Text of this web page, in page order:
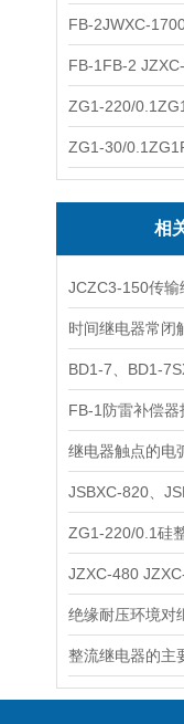
相
JCZC3-150传输
时间继电器常闭
FB-1防雷补偿器
继电器触点的电
ZG1-220/0.1硅
整流继电器的主